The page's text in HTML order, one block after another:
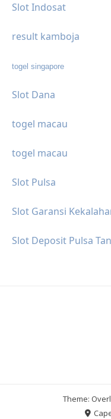
Slot Indosat
result kamboja
togel singapore
Slot Dana
togel macau
togel macau
Slot Pulsa
Slot Garansi
Slot Deposit Pulsa
Theme: